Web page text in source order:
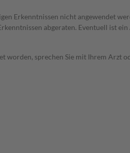
Erkenntnissen nicht angewendet
abgeraten. Eventuell ist
worden, sprechen Sie mit Ihrem Arzt